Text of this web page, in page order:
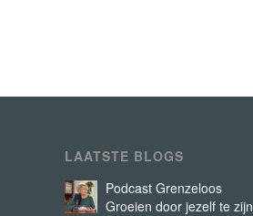
LAATSTE BLOGS
Podcast Grenzeloos
Groeien door jezelf te zijn